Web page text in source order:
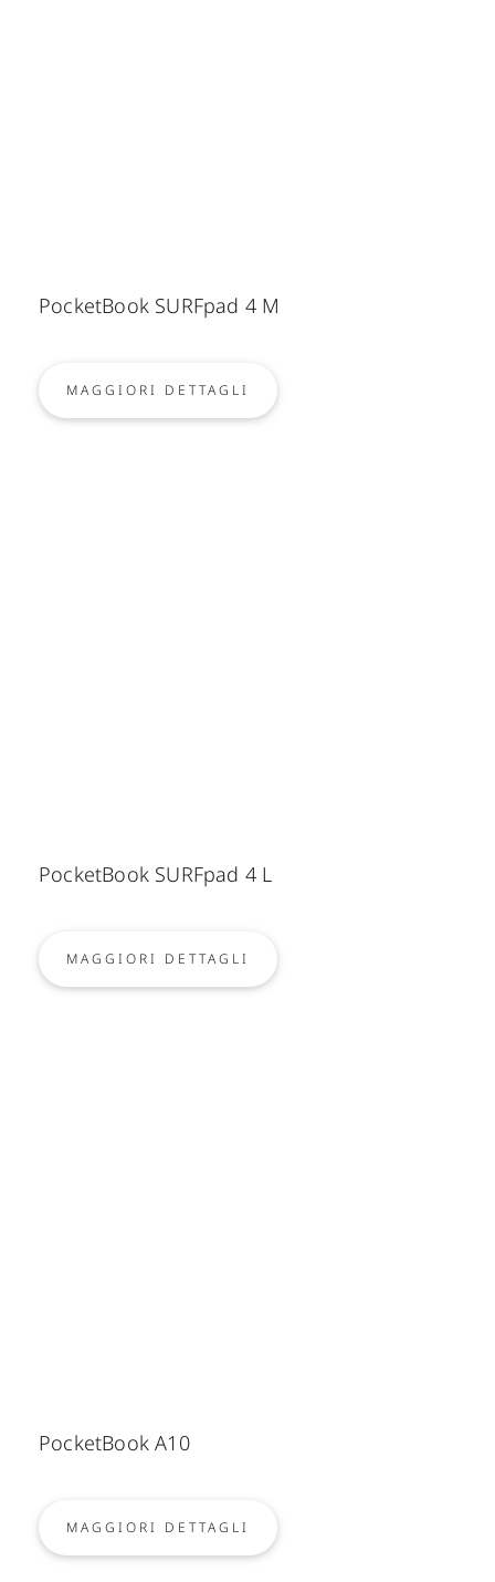
PocketBook SURFpad 4 M
MAGGIORI DETTAGLI
PocketBook SURFpad 4 L
MAGGIORI DETTAGLI
PocketBook A10
MAGGIORI DETTAGLI